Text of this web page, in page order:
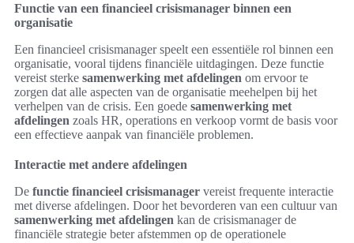
Functie van een financieel crisismanager binnen een
organisatie
Een financieel crisismanager speelt een essentiële rol binnen een
organisatie, vooral tijdens financiële uitdagingen. Deze functie
vereist sterke samenwerking met afdelingen om ervoor te
zorgen dat alle aspecten van de organisatie meehelpen bij het
verhelpen van de crisis. Een goede samenwerking met
afdelingen zoals HR, operations en verkoop vormt de basis voor
een effectieve aanpak van financiële problemen.
Interactie met andere afdelingen
De functie financieel crisismanager vereist frequente interactie
met diverse afdelingen. Door het bevorderen van een cultuur van
samenwerking met afdelingen kan de crisismanager de
financiële strategie beter afstemmen op de operationele